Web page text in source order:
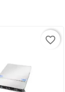
favorite_border